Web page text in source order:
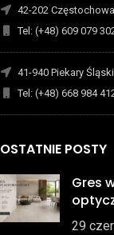
42-202
Tel: (+48) 609 079
41-940 Piekary
Tel: (+48) 668 984
OSTATNIE POSTY
Gres
29